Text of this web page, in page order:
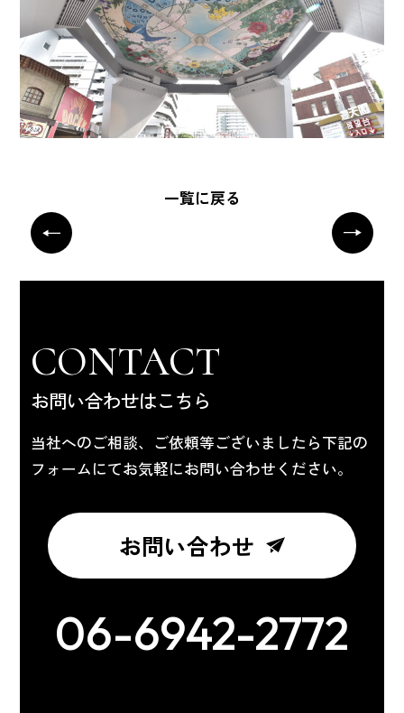
一覧に戻る
CONTACT
お問い合わせはこちら
当社へのご相談、ご依頼等ございましたら下記の
フォームにてお気軽にお問い合わせください。
お問い合わせ
06-6942-2772